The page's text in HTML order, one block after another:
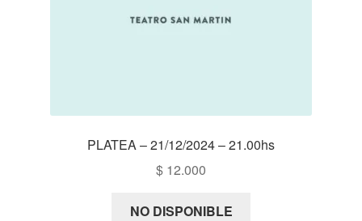
PLATEA – 21/12/2024 – 21.00hs
$ 12.000
NO DISPONIBLE